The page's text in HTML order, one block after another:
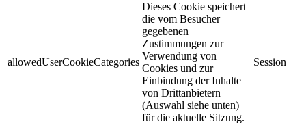
allowedUserCookieCategories
Dieses Cookie speichert
die vom Besucher
gegebenen
Zustimmungen zur
Verwendung von
Cookies und zur
Einbindung der Inhalte
von Drittanbietern
(Auswahl siehe unten)
für die aktuelle Sitzung.
Session